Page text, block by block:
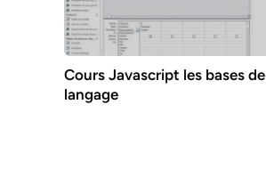
Cours Javascript les bases de
langage